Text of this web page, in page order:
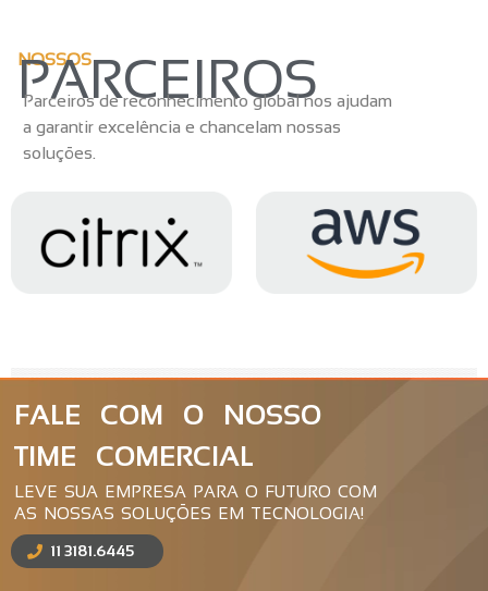
NOSSOS
PARCEIROS
Parceiros de reconhecimento global nos ajudam
a garantir excelência e chancelam nossas
soluções.
FALE COM O NOSSO
TIME COMERCIAL
LEVE SUA EMPRESA PARA O FUTURO COM
AS NOSSAS SOLUÇÕES EM TECNOLOGIA!
11 3181.6445